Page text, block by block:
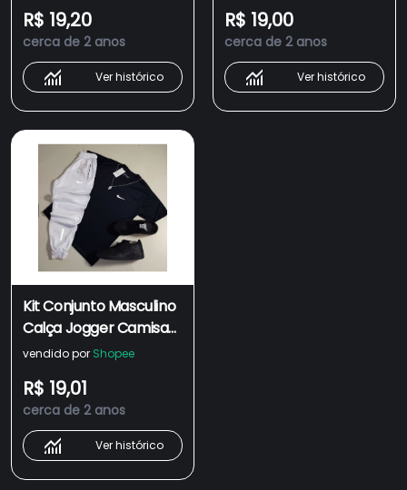
Esportivo dry fit
masculino
R$ 19,20
cerca de 2 anos
Ver histórico
Esportivo dry fit -
ENVIO IMEDIATO-
(CAMISA E CALÇA)
R$ 19,00
cerca de 2 anos
Ver histórico
Kit Conjunto Masculino
Calça Jogger Camisa
Masculina Refletiva
Esportivo dry fit
masculino
vendido por Shopee
R$ 19,01
cerca de 2 anos
Ver histórico